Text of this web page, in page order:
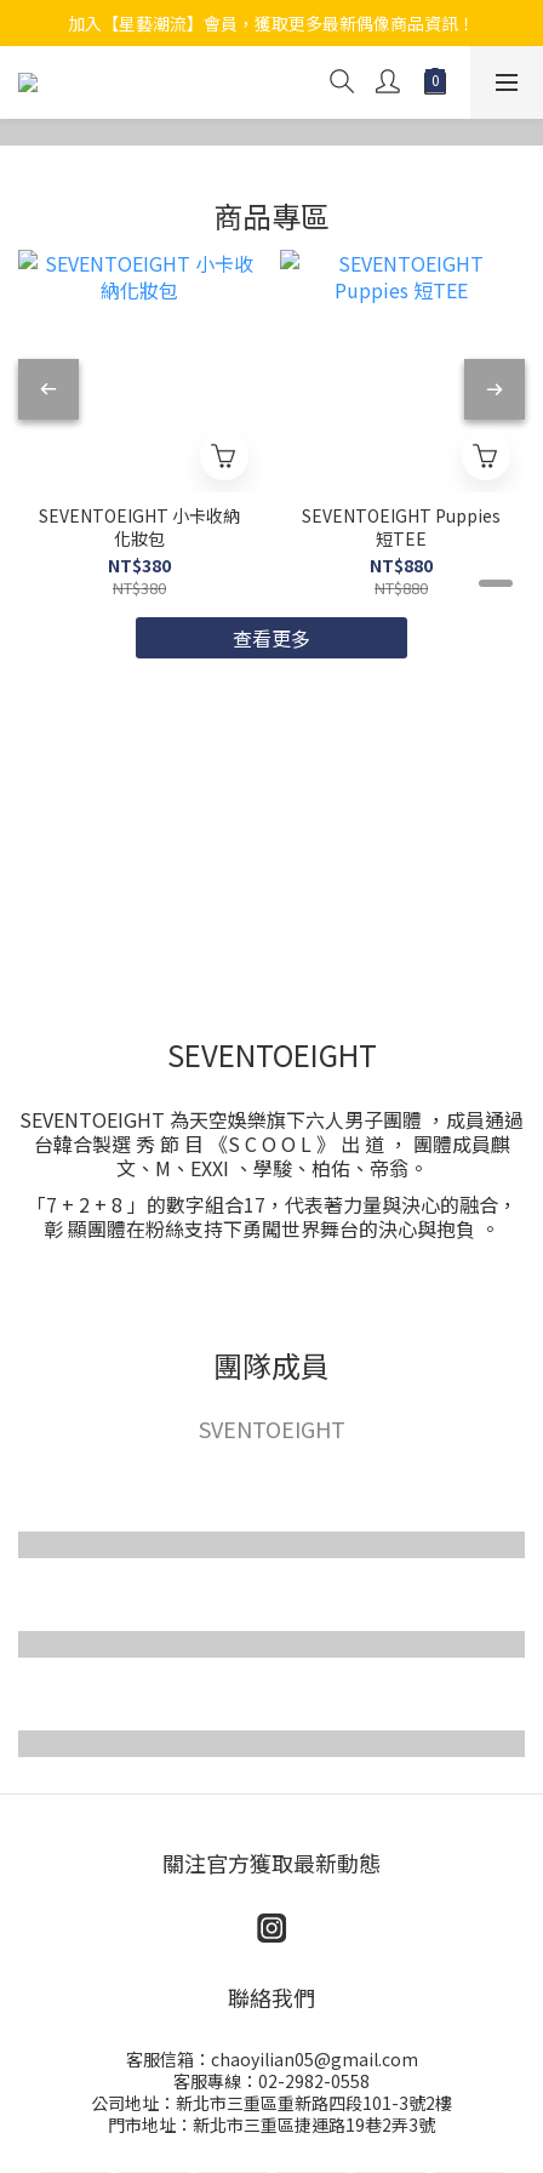
加入【星藝潮流】會員，獲取更多最新偶像商品資訊！
- SEVENTOEIGHT -
商品專區
SEVENTOEIGHT 小卡收納
化妝包
NT$380
NT$380
SEVENTOEIGHT Puppies
短TEE
NT$880
NT$880
查看更多
SEVENTOEIGHT
SEVENTOEIGHT 為天空娛樂旗下六人男子團體 ，成員通過
台韓合製選 秀 節 目 《S C O O L 》 出 道 ， 團體成員麒
文、M、EXXI 、學駿、柏佑、帝翁。
「7 + 2 + 8 」的數字組合17，代表著力量與決心的融合，
彰 顯團體在粉絲支持下勇闖世界舞台的決心與抱負 。
團隊成員
SVENTOEIGHT
關注官方獲取最新動態
聯絡我們
客服信箱：chaoyilian05@gmail.com
客服專線：02-2982-0558
公司地址：新北市三重區重新路四段101-3號2樓
門市地址：新北市三重區捷運路19巷2弄3號